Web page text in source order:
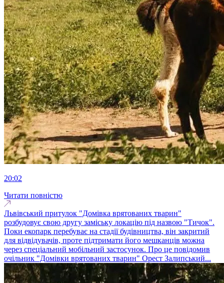
20:02
Читати повністю
Львівський притулок "Домівка врятованих тварин"
розбудовує свою другу заміську локацію під назвою "Тичок".
Поки екопарк перебуває на стадії будівництва, він закритий
для відвідувачів, проте підтримати його мешканців можна
через спеціальний мобільний застосунок. Про це повідомив
очільник "Домівки врятованих тварин" Орест Залипський...